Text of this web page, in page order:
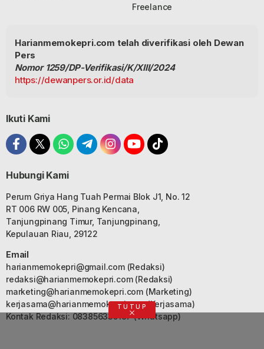
Freelance
Harianmemokepri.com telah diverifikasi oleh Dewan
Pers
Nomor 1259/DP-Verifikasi/K/XIII/2024
https://dewanpers.or.id/data
Ikuti Kami
Hubungi Kami
Perum Griya Hang Tuah Permai Blok J1, No. 12
RT 006 RW 005, Pinang Kencana,
Tanjungpinang Timur, Tanjungpinang,
Kepulauan Riau, 29122
Email
harianmemokepri@gmail.com(Redaksi)
redaksi@harianmemokepri.com(Redaksi)
marketing@harianmemokepri.com(Marketing)
kerjasama@harianmemokepri.com(Kerjasama)
Kontak Redaksi: 083856335187 (Whatsapp)
TUTUP